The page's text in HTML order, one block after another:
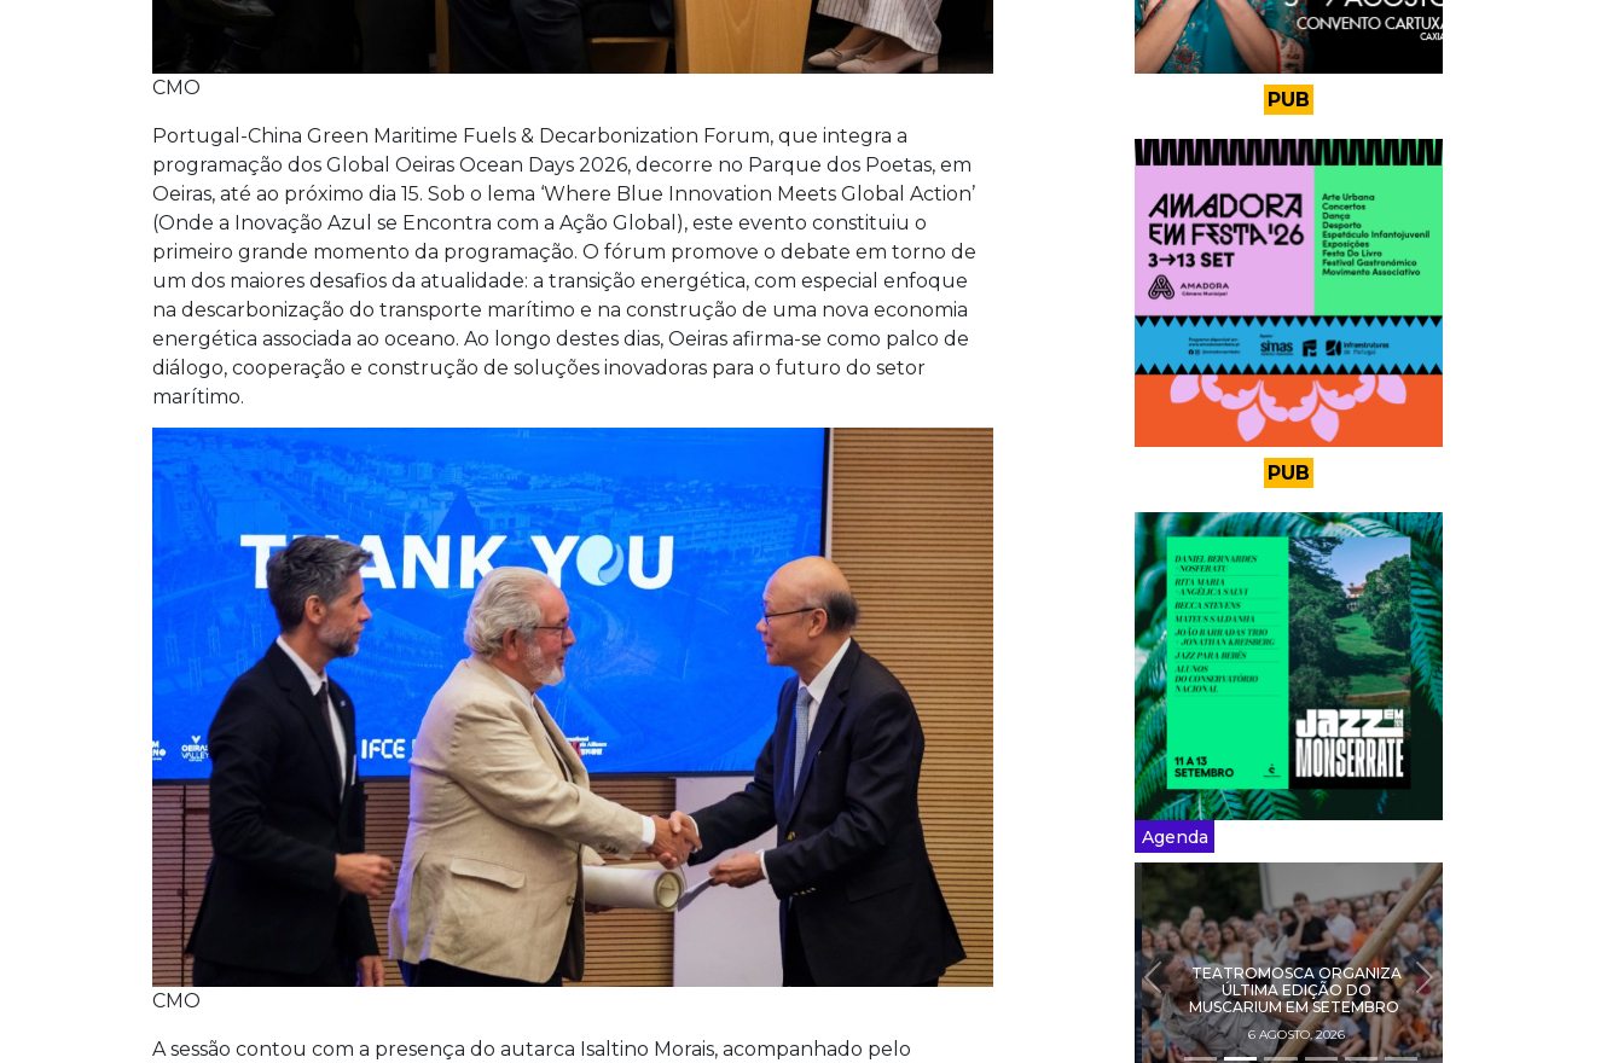
CMO
Portugal-China Green Maritime Fuels & Decarbonization Forum, que integra a
programação dos Global Oeiras Ocean Days 2026, decorre no Parque dos Poetas, em
Oeiras, até ao próximo dia 15. Sob o lema ‘Where Blue Innovation Meets Global Action’
(Onde a Inovação Azul se Encontra com a Ação Global), este evento constituiu o
primeiro grande momento da programação. O fórum promove o debate em torno de
um dos maiores desafios da atualidade: a transição energética, com especial enfoque
na descarbonização do transporte marítimo e na construção de uma nova economia
energética associada ao oceano. Ao longo destes dias, Oeiras afirma-se como palco de
diálogo, cooperação e construção de soluções inovadoras para o futuro do setor
marítimo.
CMO
A sessão contou com a presença do autarca Isaltino Morais, acompanhado pelo
PUB
PUB
Agenda
TEATROMOSCA ORGANIZA
ÚLTIMA EDIÇÃO DO
MUSCARIUM EM SETEMBRO
6 AGOSTO, 2026
PREVIOUS NEXT